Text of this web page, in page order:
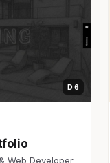
D 6
Web Developer